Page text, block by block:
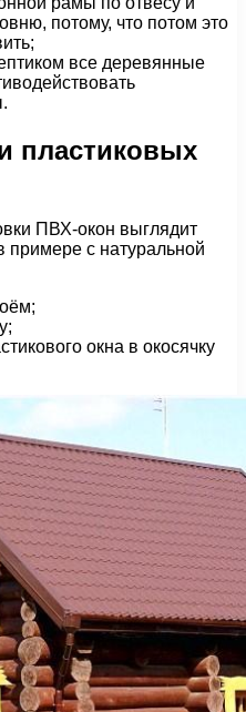
потому, что потом это
все деревянные
пластиковых
ПВХ-окон выглядит
примере с натуральной
окна в окосячку